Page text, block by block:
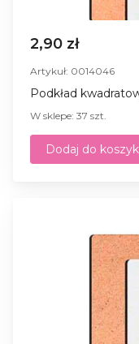
2,90 zł
Artykuł: 0014046
Podkład
W sklepe: 37 szt.
Dodaj do